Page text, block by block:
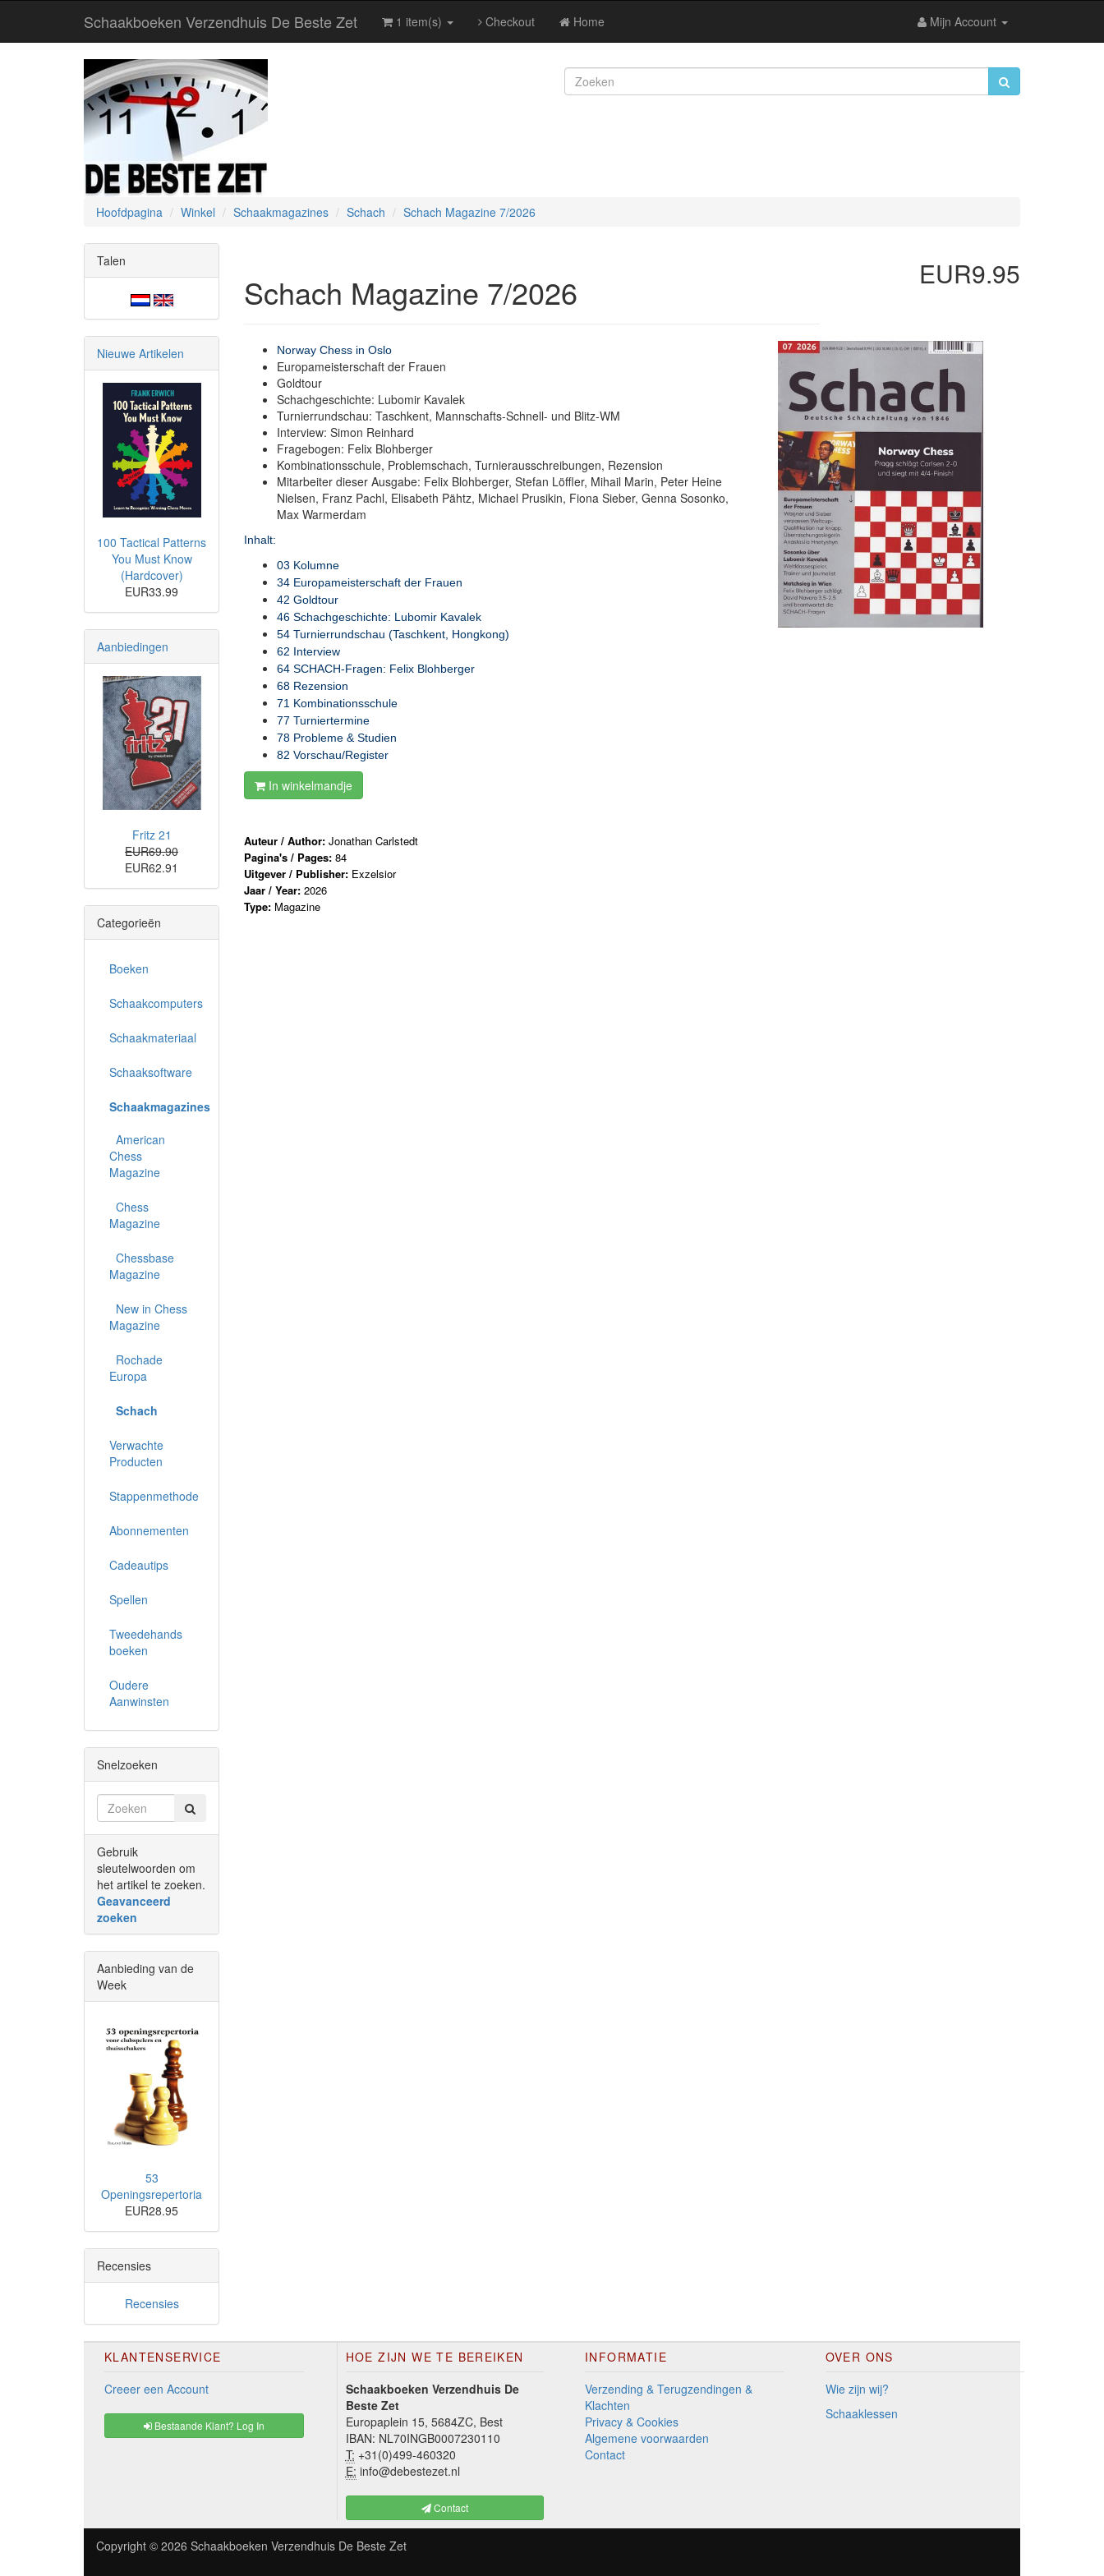
Schaakboeken Verzendhuis De Beste Zet 1 item(s) Checkout Home Mijn Account
Hoofdpagina Winkel Schaakmagazines Schach Schach Magazine 7/2026
Schach Magazine 7/2026 EUR9.95
Norway Chess in Oslo
Europameisterschaft der Frauen
Goldtour
Schachgeschichte: Lubomir Kavalek
Turnierrundschau: Taschkent, Mannschafts-Schnell- und Blitz-WM
Interview: Simon Reinhard
Fragebogen: Felix Blohberger
Kombinationsschule, Problemschach, Turnierausschreibungen, Rezension
Mitarbeiter dieser Ausgabe: Felix Blohberger, Stefan Löffler, Mihail Marin, Peter Heine
Nielsen, Franz Pachl, Elisabeth Pähtz, Michael Prusikin, Fiona Sieber, Genna Sosonko,
Max Warmerdam
Inhalt:
03 Kolumne
34 Europameisterschaft der Frauen
42 Goldtour
46 Schachgeschichte: Lubomir Kavalek
54 Turnierrundschau (Taschkent, Hongkong)
62 Interview
64 SCHACH-Fragen: Felix Blohberger
68 Rezension
71 Kombinationsschule
77 Turniertermine
78 Probleme & Studien
82 Vorschau/Register
In winkelmandje
Auteur / Author: Jonathan Carlstedt
Pagina's / Pages: 84
Uitgever / Publisher: Exzelsior
Jaar / Year: 2026
Type: Magazine
Talen
Nieuwe Artikelen
100 Tactical Patterns
You Must Know
(Hardcover)
EUR33.99
Aanbiedingen
Fritz 21
EUR69.90
EUR62.91
Categorieën
Boeken
Schaakcomputers
Schaakmateriaal
Schaaksoftware
Schaakmagazines
American
Chess
Magazine
Chess
Magazine
Chessbase
Magazine
New in Chess
Magazine
Rochade
Europa
Schach
Verwachte
Producten
Stappenmethode
Abonnementen
Cadeautips
Spellen
Tweedehands
boeken
Oudere
Aanwinsten
Snelzoeken
Gebruik
sleutelwoorden om
het artikel te zoeken.
Geavanceerd
zoeken
Aanbieding van de
Week
53
Openingsrepertoria
EUR28.95
Recensies
Recensies
KLANTENSERVICE
Creeer een Account
Bestaande Klant? Log In
HOE ZIJN WE TE BEREIKEN
Schaakboeken Verzendhuis De
Beste Zet
Europaplein 15, 5684ZC, Best
IBAN: NL70INGB0007230110
T: +31(0)499-460320
E: info@debestezet.nl
Contact
INFORMATIE
Verzending & Terugzendingen &
Klachten
Privacy & Cookies
Algemene voorwaarden
Contact
OVER ONS
Wie zijn wij?
Schaaklessen
Copyright © 2026 Schaakboeken Verzendhuis De Beste Zet